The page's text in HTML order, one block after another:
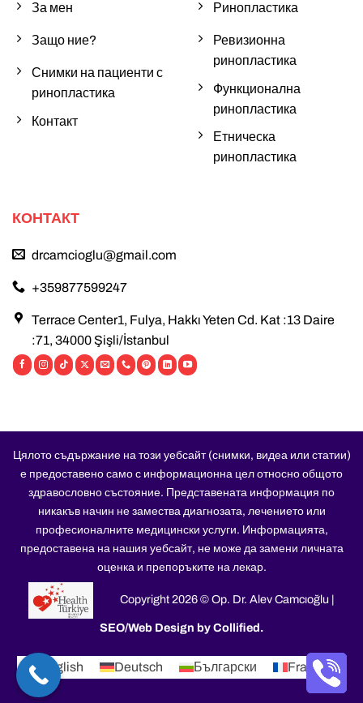
За мен
Защо ние?
Снимки на пациенти с
ринопластика
Контакт
Ринопластика
Ревизионна
ринопластика
Функционална
ринопластика
Етническа
ринопластика
КОНТАКТ
drcamcioglu@gmail.com
+359877599247
Terrace Center1, Fulya, Hakkı Yeten Cd. Kat :13 Daire
:71, 34000 Şişli/İstanbul
Цялото съдържание на този уебсайт (снимки, видеа или статии)
е предоставено само с информационна цел относно общото
здравословно състояние. Представената информация по
никакъв начин не замества диагнозата, лечението или
професионалните медицински услуги. Информацията,
предоставена на нашия уебсайт, не може да замени личната
оценка и препоръките на лекар.
Copyright 2026 © Op. Dr. Alev Camcıoğlu |
SEO/Web Design by Collified.
English Deutsch Български Français